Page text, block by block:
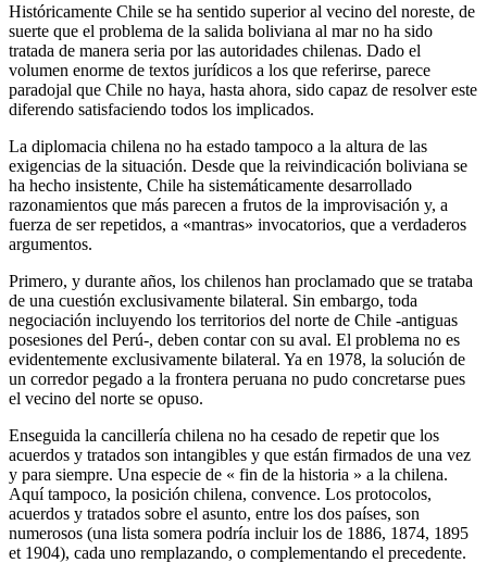
Históricamente Chile se ha sentido superior al vecino del noreste, de
suerte que el problema de la salida boliviana al mar no ha sido
tratada de manera seria por las autoridades chilenas. Dado el
volumen enorme de textos jurídicos a los que referirse, parece
paradojal que Chile no haya, hasta ahora, sido capaz de resolver este
diferendo satisfaciendo todos los implicados.
La diplomacia chilena no ha estado tampoco a la altura de las
exigencias de la situación. Desde que la reivindicación boliviana se
ha hecho insistente, Chile ha sistemáticamente desarrollado
razonamientos que más parecen a frutos de la improvisación y, a
fuerza de ser repetidos, a «mantras» invocatorios, que a verdaderos
argumentos.
Primero, y durante años, los chilenos han proclamado que se trataba
de una cuestión exclusivamente bilateral. Sin embargo, toda
negociación incluyendo los territorios del norte de Chile -antiguas
posesiones del Perú-, deben contar con su aval. El problema no es
evidentemente exclusivamente bilateral. Ya en 1978, la solución de
un corredor pegado a la frontera peruana no pudo concretarse pues
el vecino del norte se opuso.
Enseguida la cancillería chilena no ha cesado de repetir que los
acuerdos y tratados son intangibles y que están firmados de una vez
y para siempre. Una especie de « fin de la historia » a la chilena.
Aquí tampoco, la posición chilena, convence. Los protocolos,
acuerdos y tratados sobre el asunto, entre los dos países, son
numerosos (una lista somera podría incluir los de 1886, 1874, 1895
et 1904), cada uno remplazando, o complementando el precedente.